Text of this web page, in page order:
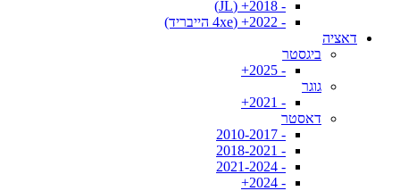
- 2018+ (JL)
- 2022+ (4xe הייבריד)
דאציה
ביגסטר
- 2025+
גוגר
- 2021+
דאסטר
- 2010-2017
- 2018-2021
- 2021-2024
- 2024+